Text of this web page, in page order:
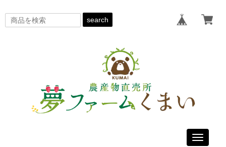
search
Toggle